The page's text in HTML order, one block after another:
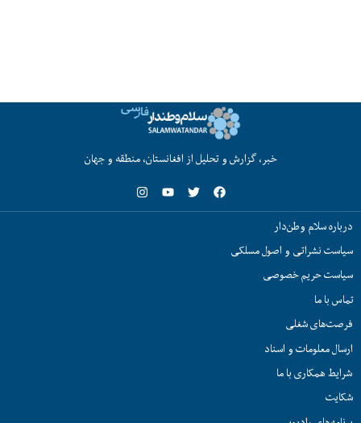
خبر، گزارش و تحلیل از افغانستان، منطقه و جهان
درباره سلام وطن‌دار
سیاست نشراتی و اصول مسلکی
سیاست حریم خصوصی
تماس با ما
فرصت‌های شغلی
ارسال معلومات و اسناد
شرایط همکاری با ما
شکایت